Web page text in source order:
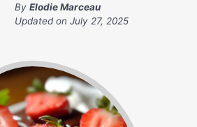
By Elodie Marceau
Updated on July 27, 2025